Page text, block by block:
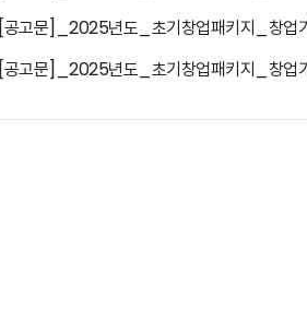
[공고문]_2025년도_초기창업패키지_창
[공고문]_2025년도_초기창업패키지_창